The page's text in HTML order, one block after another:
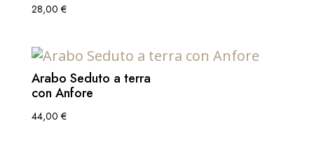
28,00 €
Arabo Seduto a terra
con Anfore
44,00 €